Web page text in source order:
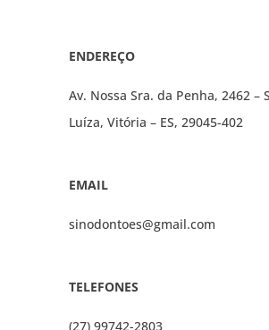
ENDEREÇO
Av. Nossa Sra. da Penha, 2462 –
Luíza, Vitória – ES, 29045-402
EMAIL
sinodontoes@gmail.com
TELEFONES
(27) 99742-2803